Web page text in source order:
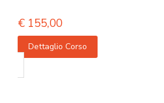
€ 155,00
Dettaglio Corso